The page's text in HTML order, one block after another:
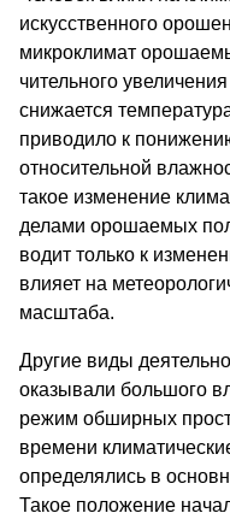
искусственного
микроклимат
чительного
снижается
приводило к
относительной
такое изменение
делами орошаемых
водит только к
влияет на
масштаба.
Другие виды
оказывали большого
режим обширных
времени
определялись в
Такое положение